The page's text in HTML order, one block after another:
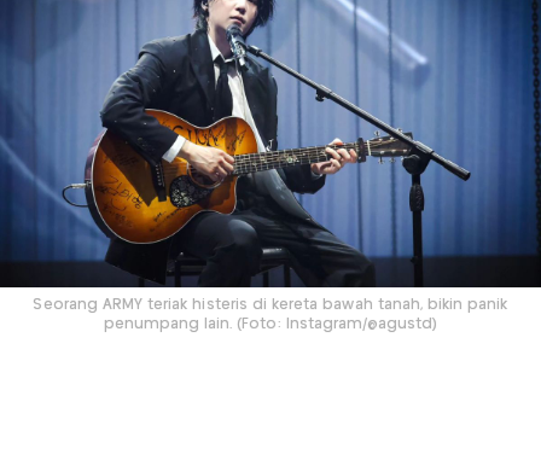
Seorang ARMY teriak histeris di kereta bawah tanah, bikin panik
penumpang lain. (Foto: Instagram/@agustd)